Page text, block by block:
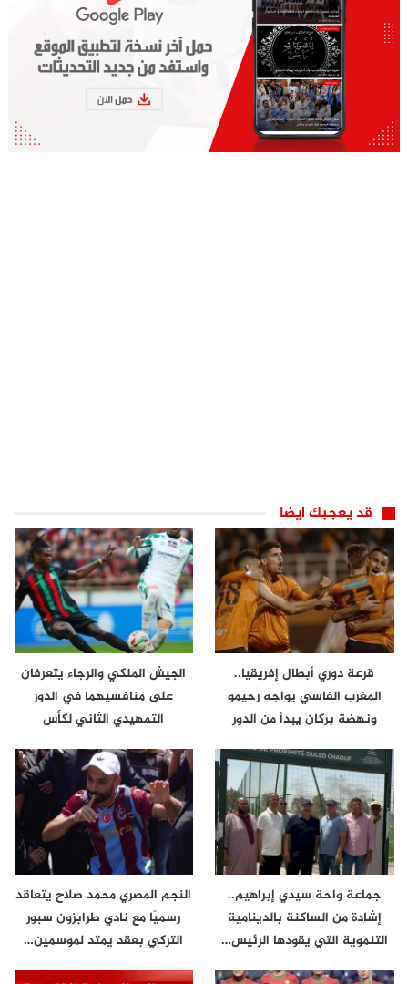
قد يعجبك ايضا
قرعة دوري أبطال إفريقيا..
المغرب الفاسي يواجه رحيمو
ونهضة بركان يبدأ من الدور
الجيش الملكي والرجاء يتعرفان
على منافسيهما في الدور
التمهيدي الثاني لكأس
جماعة واحة سيدي إبراهيم..
إشادة من الساكنة بالدينامية
التنموية التي يقودها الرئيس…
النجم المصري محمد صلاح يتعاقد
رسميًا مع نادي طرابزون سبور
التركي بعقد يمتد لموسمين…